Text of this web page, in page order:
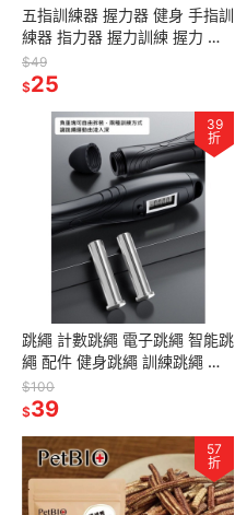
五指訓練器 握力器 健身 手指訓
練器 指力器 握力訓練 握力 指
力訓練器 居家 運動
$49
$25
39
折
跳繩 計數跳繩 電子跳繩 智能跳
繩 配件 健身跳繩 訓練跳繩 零
件 負重器 無繩球 負重跳繩
$100
$39
57
折